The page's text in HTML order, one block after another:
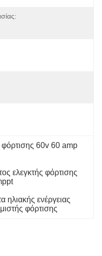
φόρτισης 60v 60 amp
ελεγκτής φόρτισης
ηλιακής ενέργειας
φόρτισης